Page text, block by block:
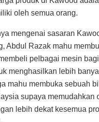
oleh semua orang.
mengenai sasaran
Abdul Razak mahu
pelbagai mesin
menghasilkan lebih
mahu membuka sebuah
supaya memudahkan
lebih dekat kesemua